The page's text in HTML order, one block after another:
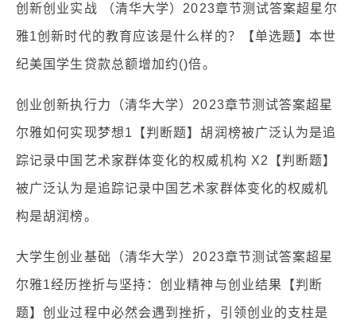
创新创业实战 （清华大学）2023章节测试答案超星尔
雅1创新时代的教育应该是什么样的？【单选题】本世
纪美国学生贷款总额增加约()倍。
创业创新执行力（清华大学）2023章节测试答案超星
尔雅如何实现梦想1【判断题】胡润榜被广泛认为是追
踪记录中国艺术家群体变化的权威机构 X2【判断题】
被广泛认为是追踪记录中国艺术家群体变化的权威机
构是胡润榜。
大学生创业基础（清华大学）2023章节测试答案超星
尔雅1经历挫折与坚持：创业精神与创业结果【判断
题】创业过程中必然会遇到挫折，引领创业的支柱是